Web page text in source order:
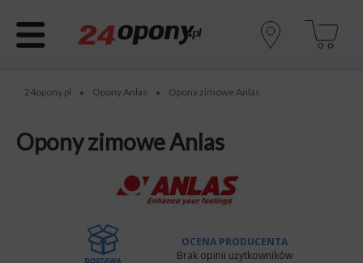
24opony.pl • Opony Anlas • Opony zimowe Anlas
Opony zimowe Anlas
OCENA PRODUCENTA
Brak opinii użytkowników